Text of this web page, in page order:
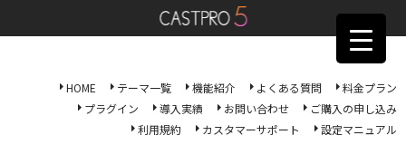
HOME テーマ一覧 機能紹介 よくある質問
料金プラン
プラグイン
導入実績 お問い合わせ
ご購入の申し込み
利用規約
カスタマーサポート 設定マニュアル